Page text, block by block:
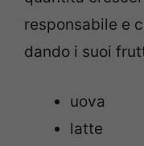
responsabile e
dando i suoi
uova
latte